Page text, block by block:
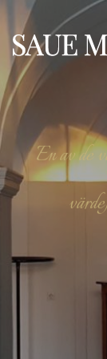
En av de